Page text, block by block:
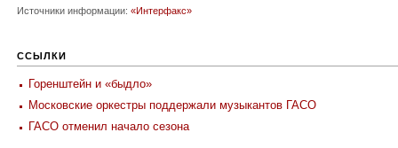
Источники информации: «Интерфакс»
ССЫЛКИ
Горенштейн и «быдло»
Московские оркестры поддержали музыкантов ГАСО
ГАСО отменил начало сезона